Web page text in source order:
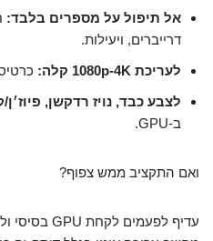
אל תיפול על מספרים בלבד:
דרייברים, ויעילות.
לעריכת 1080p-4K קלה:
לצבע כבד, נויז רדקשן, פיוז׳ן/
ב-GPU.
ואם התקציב ממש צפוף?